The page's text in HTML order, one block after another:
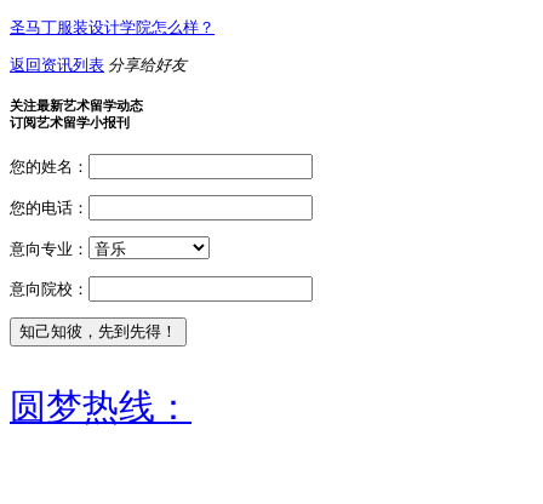
圣马丁服装设计学院怎么样？
返回资讯列表 分享给好友
关注最新艺术留学动态
订阅艺术留学小报刊
您的姓名：
您的电话：
意向专业：
意向院校：
圆梦热线：